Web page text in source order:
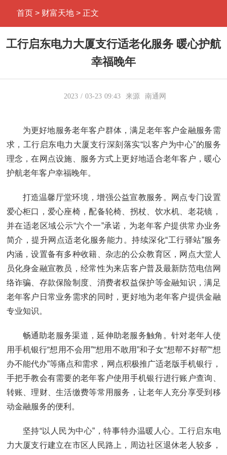
首页 > 财富天地 > 正文
工行启东电力大厦支行适老化服务 暖心护航
幸福晚年
2023 03-23 09:43 来源 南通网
为更好地服务老年客户群体，满足老年客户金融服务需
求，工行启东电力大厦支行深刻落实“以客户为中心”的服务
理念，在网点设施、服务方式上更好地适合老年客户，暖心
护航老年客户幸福晚年。
打造温馨厅堂环境，增强公益宣教服务。网点专门设置
爱心柜口，爱心座椅，配备轮椅、拐杖、饮水机、老花镜，
并在适老区域公示“六个一”承诺，为老年客户提供常办业务
简介，提升网点适老化服务能力。持续深化“工行驿站”服务
内涵，设置备有多种收籍、杂志的公众教育区，网点大堂人
员化身金融宣教员，经常性为来店客户普及最新防范电信网
络诈骗、存款保险制度、消费者权益保护等金融知识，满足
老年客户日常业务需求的同时，更好地为老年客户提供金融
专业知识。
畅通助老服务渠道，延伸助老服务触角。针对老年人使
用手机银行“想用不会用”“想用不敢用”和子女“想帮不好帮”“想
办不能代办”等痛点和需求，网点积极推广适老版手机银行，
手把手教会有需要的老年客户使用手机银行进行账户查询、
转账、理财、生活缴费等常用服务，让老年人充分享受到移
动金融服务的便利。
坚持“以人民为中心”，特事特办温暖人心。工行启东电
力大厦支行建立在市区人民路上，周边社区退休老人较多，